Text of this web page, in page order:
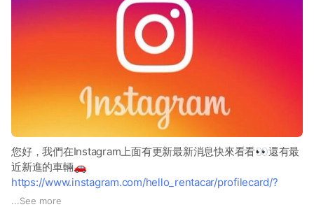
您好，我們在Instagram上面有更新最新消息快來看看👀還有最
近新進的車輛🚗
https://www.instagram.com/hello_rentacar/profilecard/?
igsh=cHFteDZyajlsZm5v
...See more